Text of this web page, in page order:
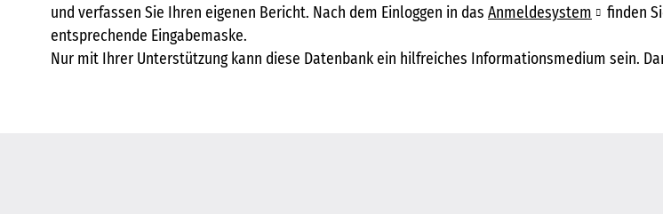
und verfassen Sie Ihren eigenen Bericht. Nach dem Einloggen in das Anmeldesystem
finden
entsprechende Eingabemaske.
Nur mit Ihrer Unterstützung kann diese Datenbank ein hilfreiches Informationsmedium sein.